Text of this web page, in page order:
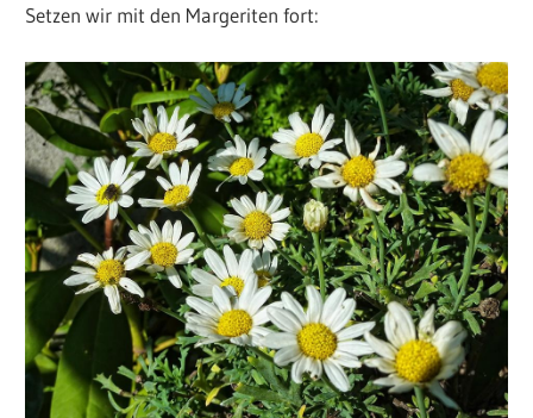
Setzen wir mit den Margeriten fort: